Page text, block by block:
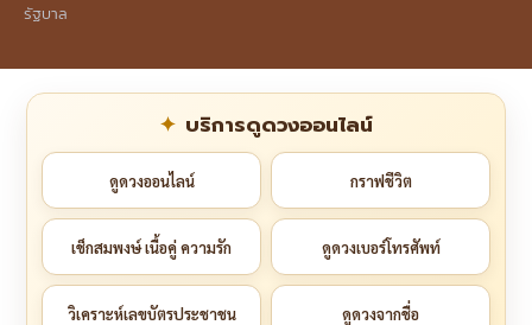
รัฐบาล
บริการดูดวงออนไลน์
ดูดวงออนไลน์ กราฟชีวิต
เช็กสมพงษ์ เนื้อคู่ ความรัก ดูดวงเบอร์โทรศัพท์
วิเคราะห์เลขบัตรประชาชน ดูดวงจากชื่อ